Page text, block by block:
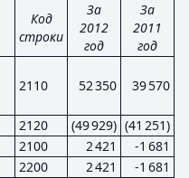
Код
строки
За
2012
год
За
2011
год
2110 52 350 39 570
2120 (49 929) (41 251)
2100 2 421
-1 681
2200 2 421
-1 681